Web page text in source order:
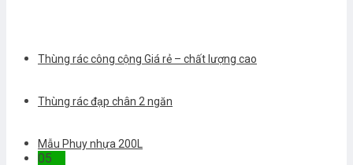
Thùng rác công cộng Giá rẻ – chất lượng cao
Thùng rác đạp chân 2 ngăn
Mẫu Phuy nhựa 200L
05